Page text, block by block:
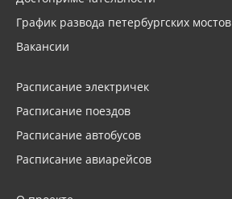
График развода петербургских мостов
Вакансии
Расписание электричек
Расписание поездов
Расписание автобусов
Расписание авиарейсов